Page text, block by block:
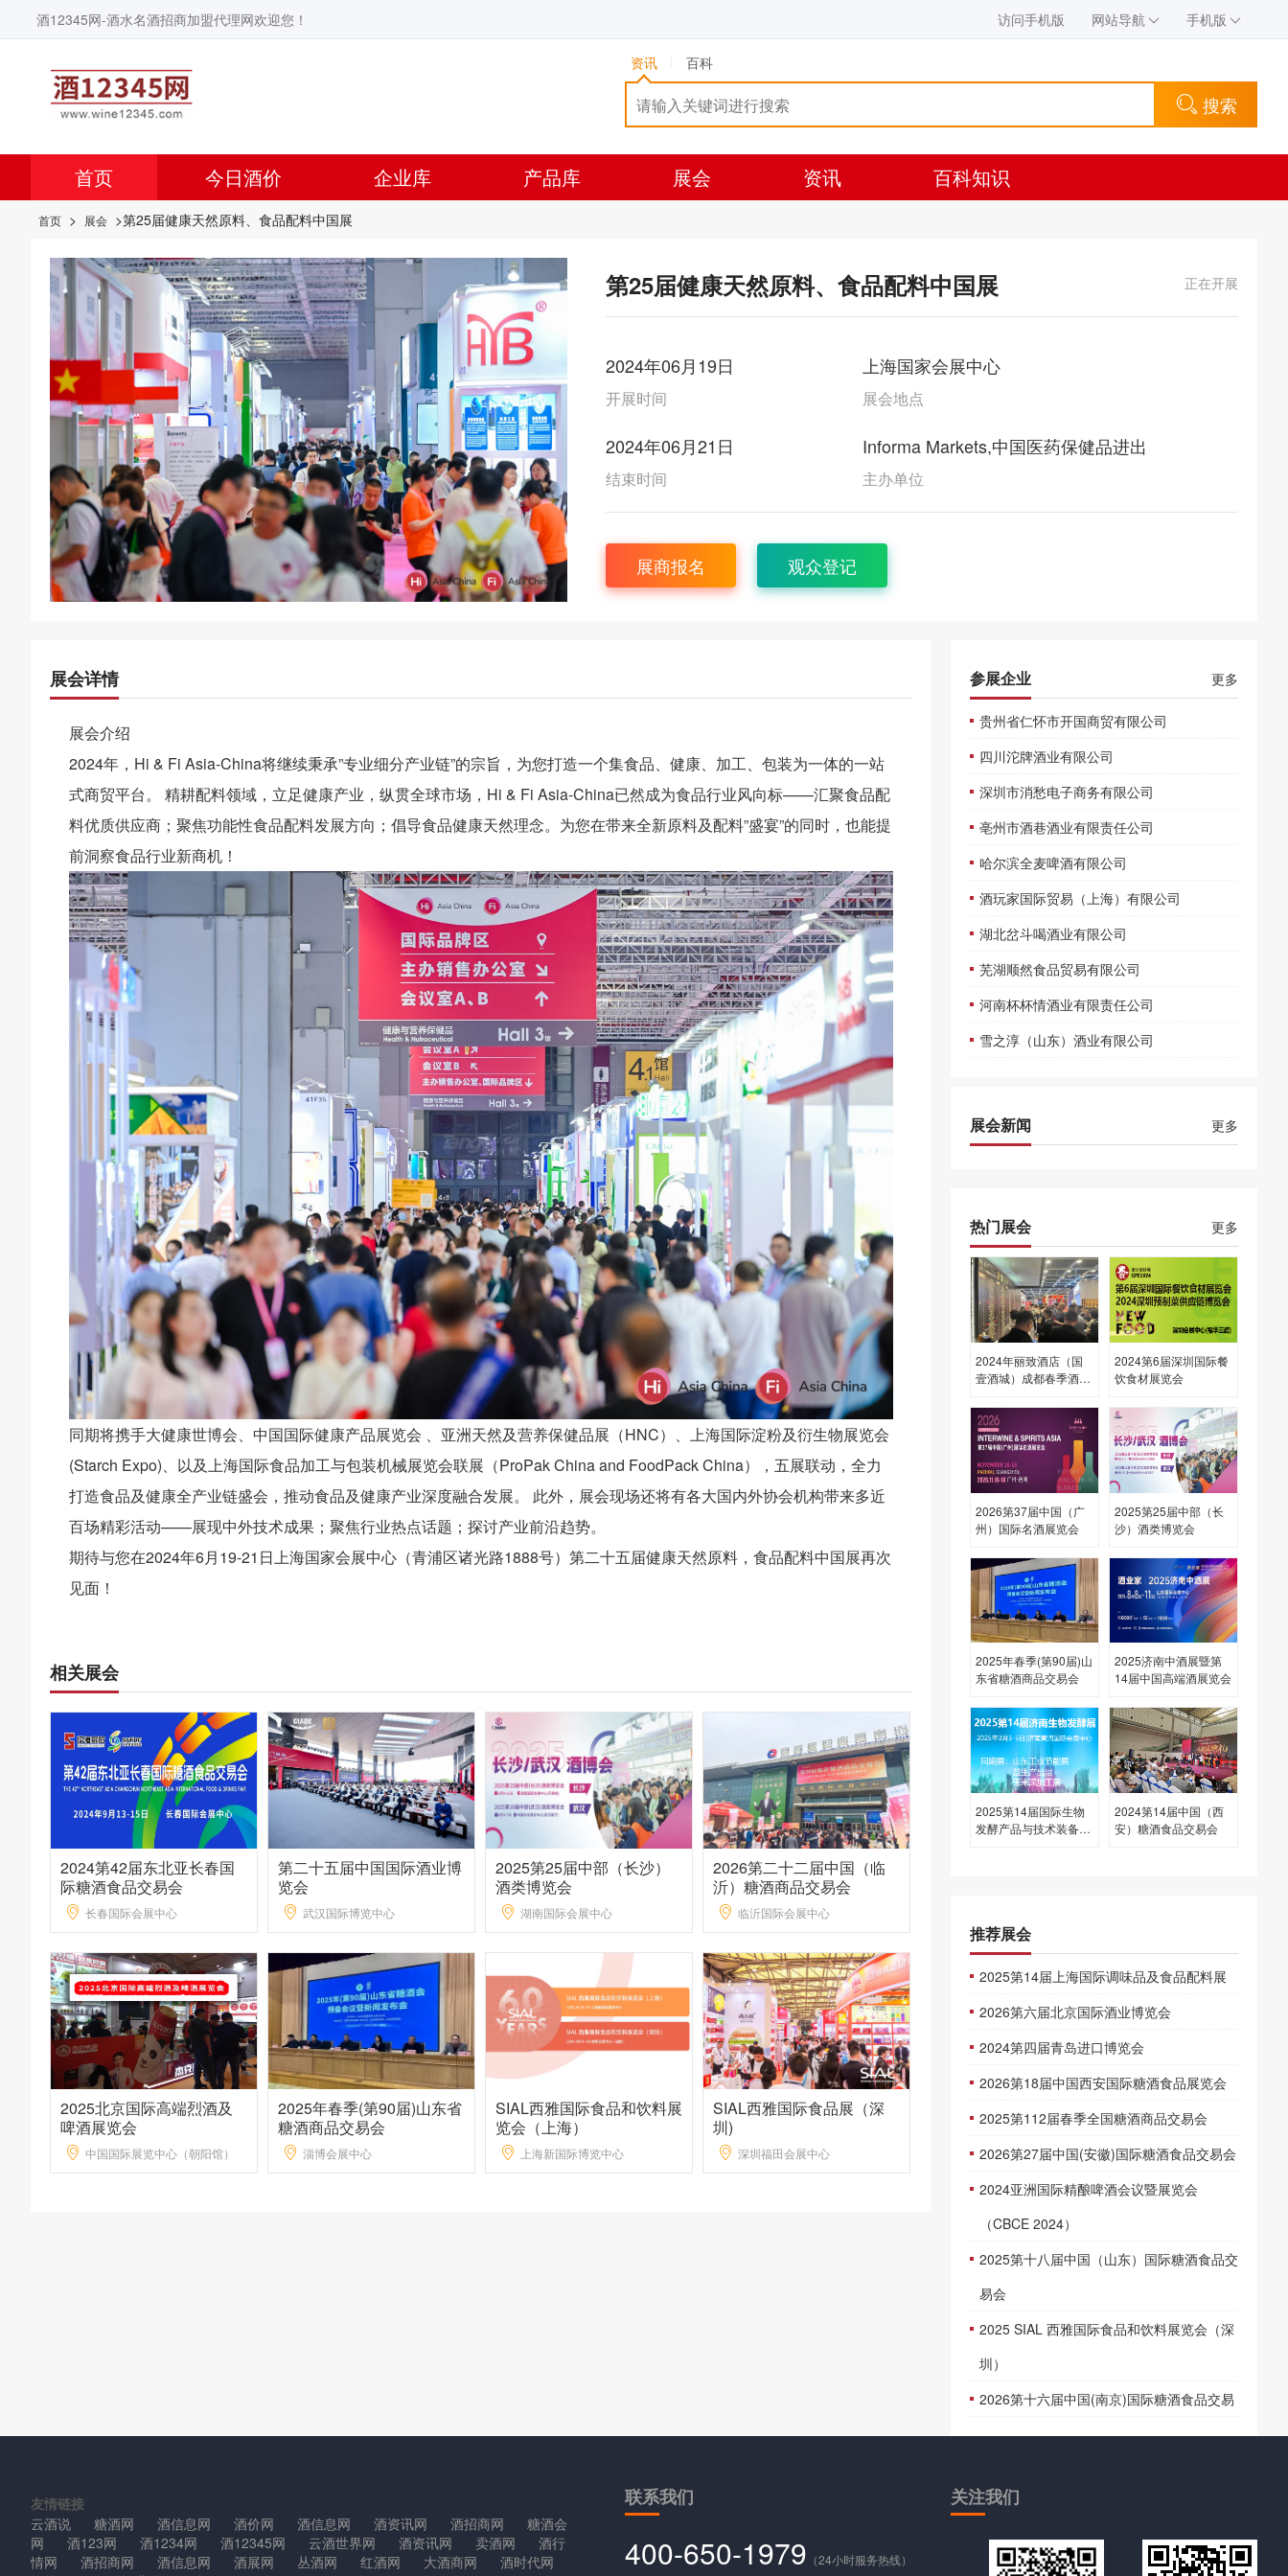
酒12345网-酒水名酒招商加盟代理网欢迎您！ 访问手机版 网站导航 手机版
资讯 百科
搜索
首页 今日酒价 企业库 产品库 展会 资讯 百科知识
首页 > 展会 >第25届健康天然原料、食品配料中国展
第25届健康天然原料、食品配料中国展 正在开展
2024年06月19日
开展时间
上海国家会展中心
展会地点
2024年06月21日
结束时间
Informa Markets,中国医药保健品进出
主办单位
展商报名 观众登记
展会详情
展会介绍
2024年，Hi & Fi Asia-China将继续秉承”专业细分产业链”的宗旨，为您打造一个集食品、健康、加工、包装为一体的一站
式商贸平台。 精耕配料领域，立足健康产业，纵贯全球市场，Hi & Fi Asia-China已然成为食品行业风向标——汇聚食品配
料优质供应商；聚焦功能性食品配料发展方向；倡导食品健康天然理念。为您在带来全新原料及配料”盛宴”的同时，也能提
前洞察食品行业新商机！
同期将携手大健康世博会、中国国际健康产品展览会 、亚洲天然及营养保健品展（HNC）、上海国际淀粉及衍生物展览会
(Starch Expo)、以及上海国际食品加工与包装机械展览会联展（ProPak China and FoodPack China），五展联动，全力
打造食品及健康全产业链盛会，推动食品及健康产业深度融合发展。 此外，展会现场还将有各大国内外协会机构带来多近
百场精彩活动——展现中外技术成果；聚焦行业热点话题；探讨产业前沿趋势。
期待与您在2024年6月19-21日上海国家会展中心（青浦区诸光路1888号）第二十五届健康天然原料，食品配料中国展再次
见面！
相关展会
2024第42届东北亚长春国
际糖酒食品交易会
长春国际会展中心
第二十五届中国国际酒业博
览会
武汉国际博览中心
2025第25届中部（长沙）
酒类博览会
湖南国际会展中心
2026第二十二届中国（临
沂）糖酒商品交易会
临沂国际会展中心
2025北京国际高端烈酒及
啤酒展览会
中国国际展览中心（朝阳馆）
2025年春季(第90届)山东省
糖酒商品交易会
淄博会展中心
SIAL西雅国际食品和饮料展
览会（上海）
上海新国际博览中心
SIAL西雅国际食品展（深
圳)
深圳福田会展中心
参展企业 更多
贵州省仁怀市开国商贸有限公司
四川沱牌酒业有限公司
深圳市消愁电子商务有限公司
亳州市酒巷酒业有限责任公司
哈尔滨全麦啤酒有限公司
酒玩家国际贸易（上海）有限公司
湖北岔斗喝酒业有限公司
芜湖顺然食品贸易有限公司
河南杯杯情酒业有限责任公司
雪之淳（山东）酒业有限公司
展会新闻 更多
热门展会 更多
2024年丽致酒店（国
壹酒城）成都春季酒店
2024第6届深圳国际餐
饮食材展览会
2026第37届中国（广
州）国际名酒展览会
2025第25届中部（长
沙）酒类博览会
2025年春季(第90届)山
东省糖酒商品交易会
2025济南中酒展暨第
14届中国高端酒展览会
2025第14届国际生物
发酵产品与技术装备展
2024第14届中国（西
安）糖酒食品交易会
推荐展会
2025第14届上海国际调味品及食品配料展
2026第六届北京国际酒业博览会
2024第四届青岛进口博览会
2026第18届中国西安国际糖酒食品展览会
2025第112届春季全国糖酒商品交易会
2026第27届中国(安徽)国际糖酒食品交易会
2024亚洲国际精酿啤酒会议暨展览会
（CBCE 2024）
2025第十八届中国（山东）国际糖酒食品交
易会
2025 SIAL 西雅国际食品和饮料展览会（深
圳）
2026第十六届中国(南京)国际糖酒食品交易
友情链接
云酒说
糖酒网 酒信息网 酒价网 酒信息网 酒资讯网 酒招商网
糖酒会
网
酒123网 酒1234网 酒12345网 云酒世界网 酒资讯网 卖酒网
酒行
情网
酒招商网 酒信息网 酒展网 丛酒网 红酒网 大酒商网
酒时代网
联系我们
400-650-1979 （24小时服务热线）
关注我们